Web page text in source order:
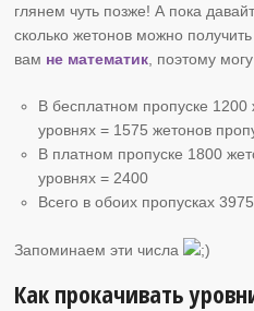
глянем чуть позже! А пока
сколько жетонов можно
вам не математик , поэтому
В бесплатном пропуске
уровнях = 1575 жетонов
В платном пропуске 1800
уровнях = 2400
Всего в обоих пропусках
Запоминаем эти числа
Как прокачивать